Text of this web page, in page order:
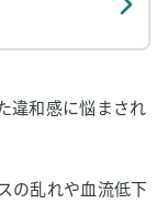
違和感に悩まされ
の乱れや血流低下